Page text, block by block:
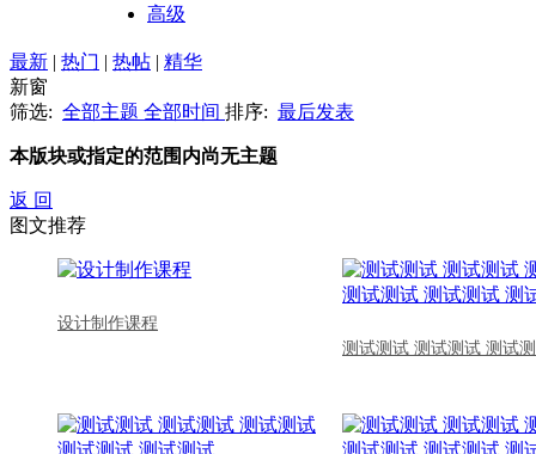
高级
最新 | 热门 | 热帖 | 精华
新窗
筛选: 全部主题 全部时间 排序: 最后发表
本版块或指定的范围内尚无主题
返 回
图文推荐
设计制作课程
测试测试 测试测试 测试